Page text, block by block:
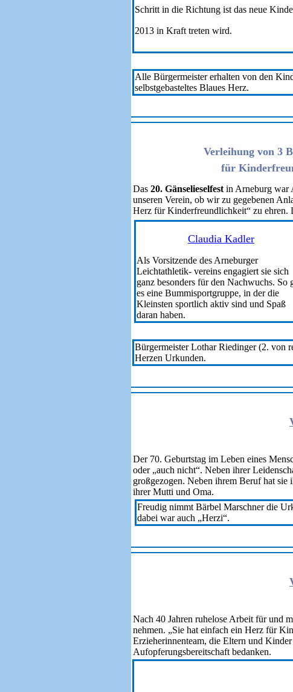
Schritt in die Richtung ist das neue
2013 in Kraft treten wird.
Alle Bürgermeister erhalten von den
selbstgebasteltes Blaues Herz.
Verleihung von 3
für
Das 20. Gänselieselfest in Arneburg war
unseren Verein, ob wir zu gegebenen
Herz für Kinderfreundlichkeit“ zu ehren.
Claudia Kadler
Als Vorsitzende des Arneburger
Leichtathletik- vereins engagiert sie sich
ganz besonders für den Nachwuchs. So
es eine Bummisportgruppe, in der die
Kleinsten sportlich aktiv sind und Spaß
daran haben.
Bürgermeister Lothar Riedinger (2. von
Herzen Urkunden.
Der 70. Geburtstag im Leben eines
oder „auch nicht“. Neben ihrer
großgezogen. Neben ihrem Beruf hat
ihrer Mutti und Oma.
Freudig nimmt Bärbel Marschner die
dabei war auch „Herzi“.
Nach 40 Jahren ruhelose Arbeit für und
nehmen. „Sie hat einfach ein Herz für
Erzieherinnenteam, die Eltern und
Aufopferungsbereitschaft bedanken.